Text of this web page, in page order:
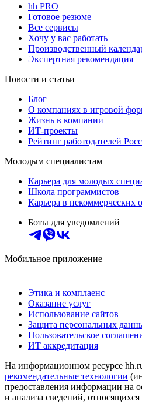
hh PRO
Готовое резюме
Все сервисы
Хочу у вас работать
Производственный
Экспертная рекомендация
Новости и статьи
Блог
О компаниях в игровой
Жизнь в компании
ИТ-проекты
Рейтинг работодателей
Молодым специалистам
Карьера для молодых
Школа программистов
Карьера в некоммерческих
Боты для уведомлений
Мобильное приложение
Этика и комплаенс
Оказание услуг
Использование сайтов
Защита персональных
Пользовательское
ИТ аккредитация
На информационном ресурсе
рекомендательные технологии
предоставления информации на
и анализа сведений,